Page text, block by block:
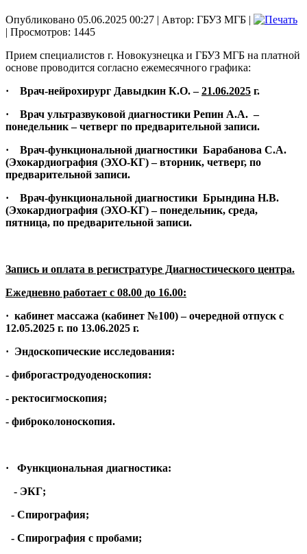
Опубликовано 05.06.2025 00:27 | Автор: ГБУЗ МГБ |
| Просмотров: 1445
Прием специалистов г. Новокузнецка и ГБУЗ МГБ на платной
основе проводится согласно ежемесячного графика:
· Врач-нейрохирург Давыдкин К.О. –21.06.2025 г.
· Врач ультразвуковой диагностики Репин А.А. –
понедельник – четверг по предварительной записи.
· Врач-функциональной диагностики Барабанова С.А.
(Эхокардиография (ЭХО-КГ) – вторник, четверг, по
предварительной записи.
· Врач-функциональной диагностики Брындина Н.В.
(Эхокардиография (ЭХО-КГ) – понедельник, среда,
пятница, по предварительной записи.
Запись и оплата в регистратуре Диагностического центра.
Ежедневно работает с 08.00 до 16.00:
· кабинет массажа (кабинет №100) – очередной отпуск с
12.05.2025 г. по 13.06.2025 г.
· Эндоскопические исследования:
- фиброгастродуоденоскопия:
- ректосигмоскопия;
- фиброколоноскопия.
· Функциональная диагностика:
- ЭКГ;
- Спирография;
- Спирография с пробами;